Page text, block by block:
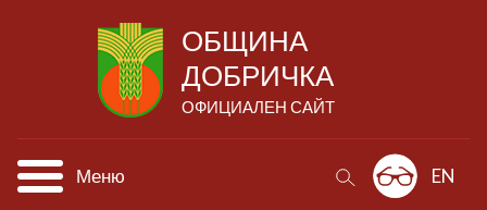
ОБЩИНА
ДОБРИЧКА
ОФИЦИАЛЕН САЙТ
Меню EN